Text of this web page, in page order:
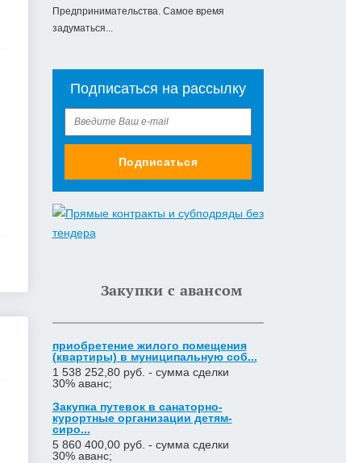
Предпринимательства. Самое время
задуматься...
Подписаться на рассылку
Подписаться
Закупки с авансом
приобретение жилого помещения
(квартиры) в муниципальную соб...
1 538 252,80 руб. - сумма сделки
30% аванс;
Закупка путевок в санаторно-
курортные организации детям-
сиро...
5 860 400,00 руб. - сумма сделки
30% аванс;